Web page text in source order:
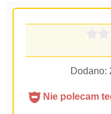
Dodano:
Nie polecam